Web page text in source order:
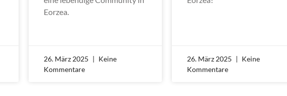
Eorzea.
26. März 2025
Keine
Kommentare
26. März 2025
Keine
Kommentare